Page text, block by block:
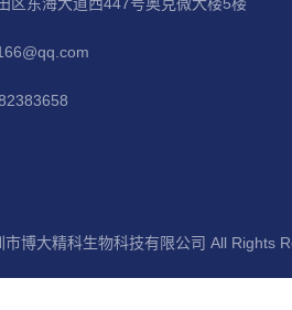
博大精科生物科技有限公司 All Rights